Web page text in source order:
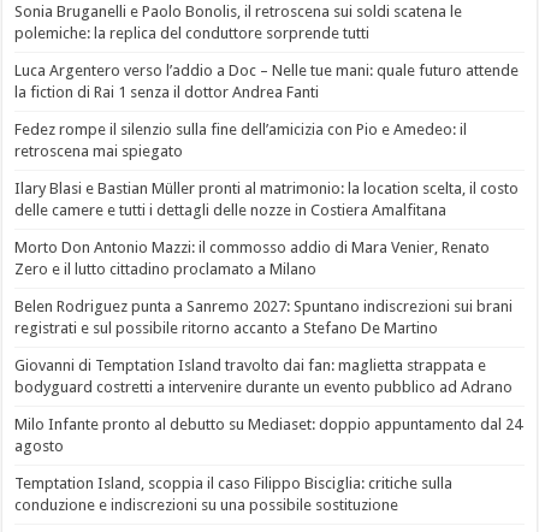
Sonia Bruganelli e Paolo Bonolis, il retroscena sui soldi scatena le
polemiche: la replica del conduttore sorprende tutti
Luca Argentero verso l’addio a Doc – Nelle tue mani: quale futuro attende
la fiction di Rai 1 senza il dottor Andrea Fanti
Fedez rompe il silenzio sulla fine dell’amicizia con Pio e Amedeo: il
retroscena mai spiegato
Ilary Blasi e Bastian Müller pronti al matrimonio: la location scelta, il costo
delle camere e tutti i dettagli delle nozze in Costiera Amalfitana
Morto Don Antonio Mazzi: il commosso addio di Mara Venier, Renato
Zero e il lutto cittadino proclamato a Milano
Belen Rodriguez punta a Sanremo 2027: Spuntano indiscrezioni sui brani
registrati e sul possibile ritorno accanto a Stefano De Martino
Giovanni di Temptation Island travolto dai fan: maglietta strappata e
bodyguard costretti a intervenire durante un evento pubblico ad Adrano
Milo Infante pronto al debutto su Mediaset: doppio appuntamento dal 24
agosto
Temptation Island, scoppia il caso Filippo Bisciglia: critiche sulla
conduzione e indiscrezioni su una possibile sostituzione